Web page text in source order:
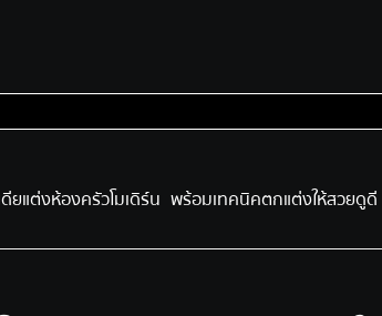
ยแต่งห้องครัวโมเดิร์น พร้อมเทคนิคตกแต่งให้สวยดูดี